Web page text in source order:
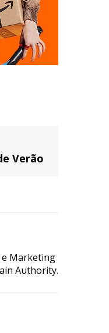
Verão
e Marketing
Authority.